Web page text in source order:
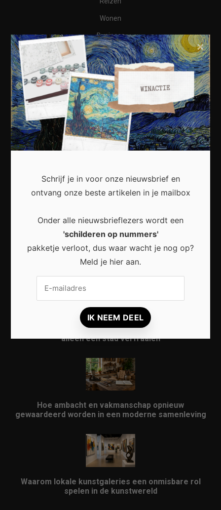
Wonen
Business
Financieel
Varia
Meest recent
Waarom een thuisbatterij steeds interessanter
wordt voor Nederlandse huishoudens
Waarom micro-avonturen de perfecte manier zijn
om Nederland opnieuw te ontdekken
Waarom kunst in openbare ruimtes meer doet dan
alleen een stad verfraaien
Hoe ambacht en vakmanschap opnieuw
gewaardeerd worden in een moderne samenleving
Waarom lokale kunstgaleries een onmisbare rol
spelen in de kunstwereld
Schrijf je in voor onze nieuwsbrief en
ontvang onze beste artikelen in je mailbox
Onder alle nieuwsbrieflezers wordt een
'schilderen op nummers'
pakketje verloot, dus waar wacht je nog op?
Meld je hier aan.
×